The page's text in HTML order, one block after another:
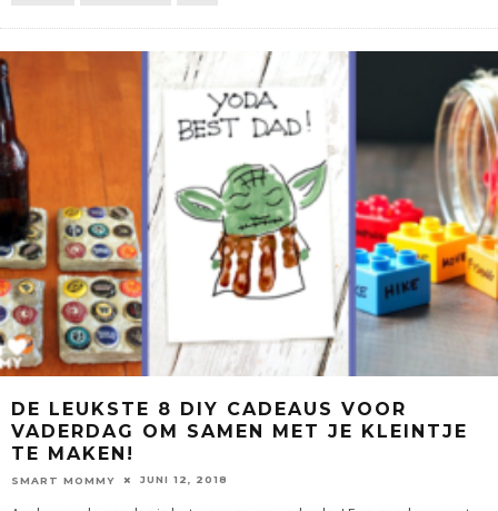
DE LEUKSTE 8 DIY CADEAUS VOOR
VADERDAG OM SAMEN MET JE KLEINTJE
TE MAKEN!
SMART MOMMY JUNI 12, 2018